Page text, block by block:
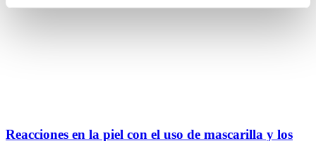
Reacciones en la piel con el uso de mascarilla y los